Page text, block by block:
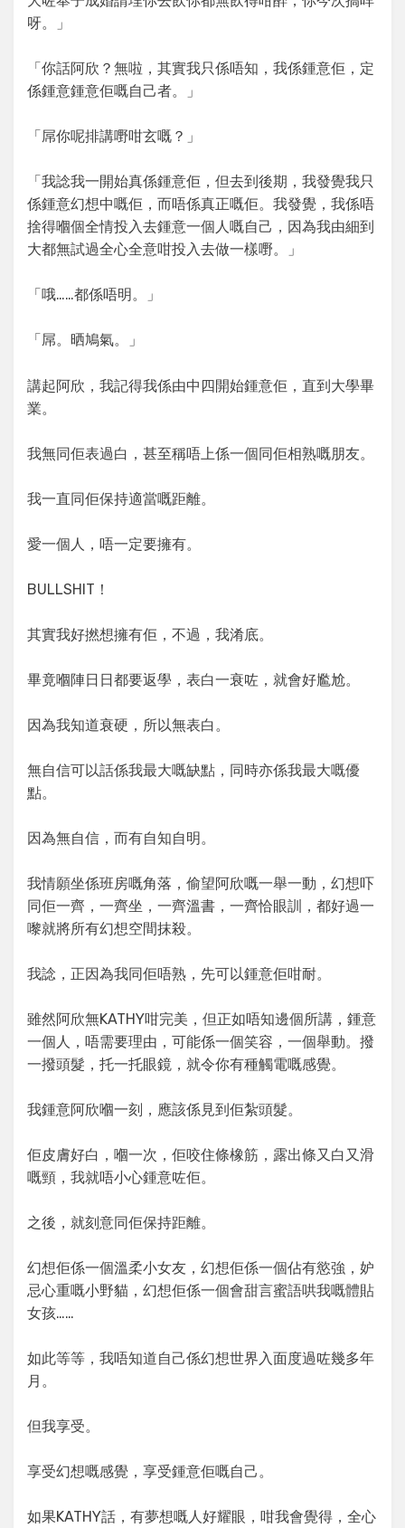
呀。」
「你話阿欣？無啦，其實我只係唔知，我係鍾意佢，定
係鍾意鍾意佢嘅自己者。」
「屌你呢排講嘢咁玄嘅？」
「我諗我一開始真係鍾意佢，但去到後期，我發覺我只
係鍾意幻想中嘅佢，而唔係真正嘅佢。我發覺，我係唔
捨得嗰個全情投入去鍾意一個人嘅自己，因為我由細到
大都無試過全心全意咁投入去做一樣嘢。」
「哦……都係唔明。」
「屌。晒鳩氣。」
講起阿欣，我記得我係由中四開始鍾意佢，直到大學畢
業。
我無同佢表過白，甚至稱唔上係一個同佢相熟嘅朋友。
我一直同佢保持適當嘅距離。
愛一個人，唔一定要擁有。
BULLSHIT！
其實我好撚想擁有佢，不過，我淆底。
畢竟嗰陣日日都要返學，表白一衰咗，就會好尷尬。
因為我知道衰硬，所以無表白。
無自信可以話係我最大嘅缺點，同時亦係我最大嘅優
點。
因為無自信，而有自知自明。
我情願坐係班房嘅角落，偷望阿欣嘅一舉一動，幻想吓
同佢一齊，一齊坐，一齊溫書，一齊恰眼訓，都好過一
嚟就將所有幻想空間抹殺。
我諗，正因為我同佢唔熟，先可以鍾意佢咁耐。
雖然阿欣無KATHY咁完美，但正如唔知邊個所講，鍾意
一個人，唔需要理由，可能係一個笑容，一個舉動。撥
一撥頭髮，托一托眼鏡，就令你有種觸電嘅感覺。
我鍾意阿欣嗰一刻，應該係見到佢紮頭髮。
佢皮膚好白，嗰一次，佢咬住條橡筋，露出條又白又滑
嘅頸，我就唔小心鍾意咗佢。
之後，就刻意同佢保持距離。
幻想佢係一個溫柔小女友，幻想佢係一個佔有慾強，妒
忌心重嘅小野貓，幻想佢係一個會甜言蜜語哄我嘅體貼
女孩……
如此等等，我唔知道自己係幻想世界入面度過咗幾多年
月。
但我享受。
享受幻想嘅感覺，享受鍾意佢嘅自己。
如果KATHY話，有夢想嘅人好耀眼，咁我會覺得，全心